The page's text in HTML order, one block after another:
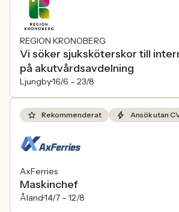
REGION KRONOBERG
Vi söker sjuksköterskor till
på akutvårdsavdelning
Ljungby16/6 – 23/8
Rekommenderat Ansök utan
AxFerries
Maskinchef
Åland14/7 – 12/8